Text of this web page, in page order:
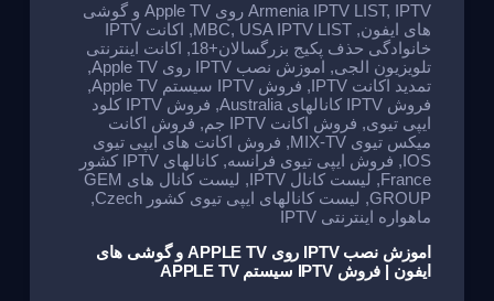
Armenia IPTV LIST,
IPTV روی Apple TV و گوشی
های ایفون,
MBC, USA IPTV LIST
,
اکانت IPTV
خانوادگی حذف پکیج بزرگسالان+18
, اکانت اینترنتی
تلویزیون الجی, اموزش نصب IPTV روی Apple TV
,
تمدید اکانت IPTV
, فروش IPTV سیستم Apple TV
,
فروش IPTV کانالهای Australia
,
فروش IPTV کلود
ایپی تیوی, فروش اکانت IPTV جم , فروش اکانت
میکس تیوی MIX-TV
, فروش اکانت های ایپی تیوی
IOS
, فروش ایپی تیوی فرانسه,
کانالهای IPTV کشور
France
, لیست کانال IPTV ,
لیست کانال های GEM
GROUP
, لیست کانالهای ایپی تیوی کشور Czech
,
ماهواره اینترنتی IPTV
اموزش نصب IPTV روی APPLE TV و گوشی های
ایفون | فروش IPTV سیستم APPLE TV